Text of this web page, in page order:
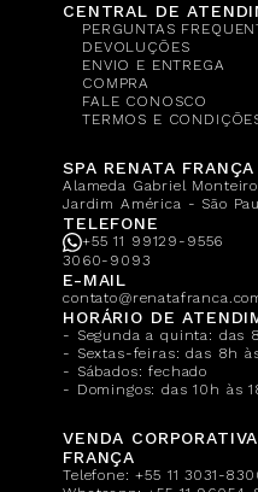
CENTRAL DE
PERGUNTAS
DEVOLUÇÕES
ENVIO E ENTREGA
COMPRA
FALE CONOSCO
TERMOS E
SPA RENATA FRANÇA
Alameda Gabriel
Jardim América - São
TELEFONE
+55 11 99129-9556
3060-9093
E-MAIL
HORÁRIO DE
- Segunda a quinta: das
- Sextas-feiras: das 8h
- Sábados: fechado
- Domingos: das 10h às
VENDA
FRANÇA
Telefone:+55 11 3031-